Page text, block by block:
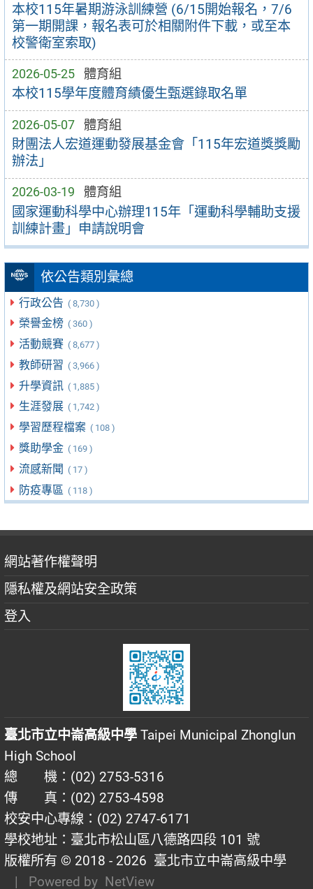
本校115年暑期游泳訓練營 (6/15開始報名，7/6
第一期開課，報名表可於相關附件下載，或至本
校警衛室索取)
2026-05-25 體育組
本校115學年度體育績優生甄選錄取名單
2026-05-07 體育組
財團法人宏道運動發展基金會「115年宏道獎獎勵
辦法」
2026-03-19 體育組
國家運動科學中心辦理115年「運動科學輔助支援
訓練計畫」申請說明會
依公告類別彙總
行政公告 ( 8,730 )
榮譽金榜 ( 360 )
活動競賽 ( 8,677 )
教師研習 ( 3,966 )
升學資訊 ( 1,885 )
生涯發展 ( 1,742 )
學習歷程檔案 ( 108 )
獎助學金 ( 169 )
流感新聞 ( 17 )
防疫專區 ( 118 )
網站著作權聲明
隱私權及網站安全政策
登入
臺北市立中崙高級中學 Taipei Municipal Zhonglun
High School
總 機：(02) 2753-5316
傳 真：(02) 2753-4598
校安中心專線：(02) 2747-6171
學校地址：臺北市松山區八德路四段 101 號
版權所有 © 2018 - 2026 臺北市立中崙高級中學
| Powered by NetView